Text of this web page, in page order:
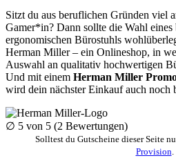
Sitzt du aus beruflichen Gründen viel
Gamer*in? Dann sollte die Wahl eines
ergonomischen Bürostuhls
Herman Miller – ein Onlineshop, in
Auswahl an qualitativ hochwertigen
Und mit einem Herman Miller
wird dein nächster Einkauf auch noch
∅ 5 von 5 (2 Bewertungen)
Solltest du Gutscheine dieser Seite
Provision